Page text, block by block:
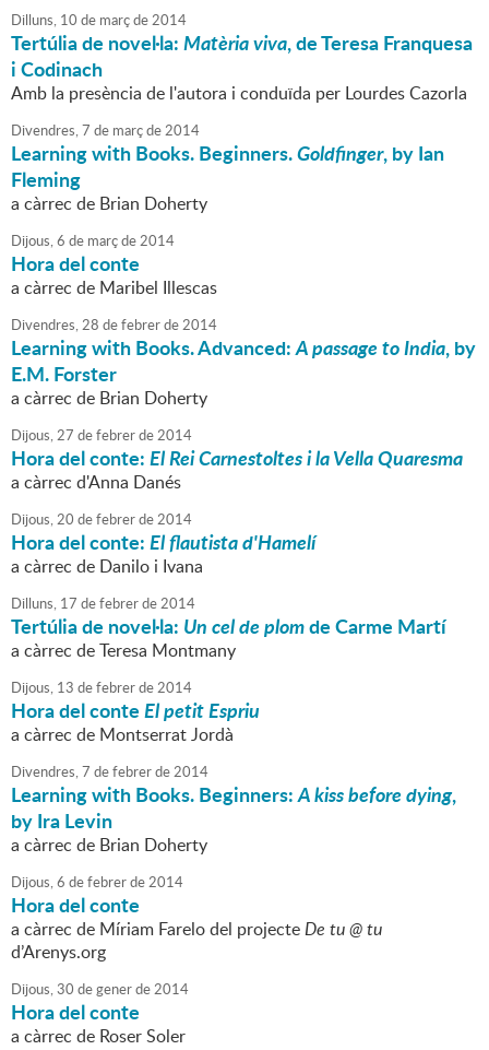
Dilluns, 10 de marçde2014
Tertúlia de novel·la:Matèria viva, de Teresa Franquesa
i Codinach
Amb la presència de l'autora i conduïda per Lourdes Cazorla
Divendres,7 de marçde2014
Learning with Books. Beginners.Goldfinger, by Ian
Fleming
a càrrec de Brian Doherty
Dijous,6 de marçde2014
Hora del conte
a càrrec de Maribel Illescas
Divendres,28 defebrerde2014
Learning with Books. Advanced:A passage to India, by
E.M. Forster
a càrrec de Brian Doherty
Dijous,27 defebrerde2014
Hora del conte:El Rei Carnestoltes i la Vella Quaresma
a càrrec d'Anna Danés
Dijous,20 defebrerde2014
Hora del conte:El flautista d'Hamelí
a càrrec de Danilo i Ivana
Dilluns, 17 defebrerde2014
Tertúlia de novel·la: Un cel de plomde Carme Martí
a càrrec de Teresa Montmany
Dijous, 13 defebrerde2014
Hora del conteEl petit Espriu
a càrrec de Montserrat Jordà
Divendres,7 defebrerde2014
Learning with Books. Beginners:A kiss before dying,
by Ira Levin
a càrrec de Brian Doherty
Dijous,6 defebrerde2014
Hora del conte
a càrrec de Míriam Farelo del projecteDe tu @ tu
d’Arenys.org
Dijous,30 degenerde2014
Hora del conte
a càrrec de Roser Soler